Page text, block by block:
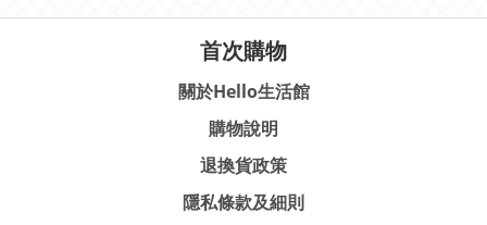
首次購物
關於Hello生活館
購物說明
退換貨政策
隱私條款及細則